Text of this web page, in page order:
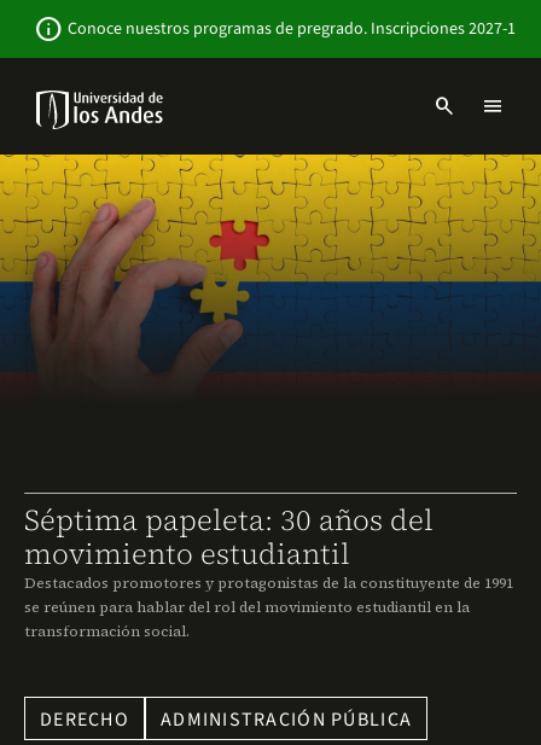
contenido
info Conoce nuestros programas de pregrado. Inscripciones 2027-1
Navbar
-
Sitio
Institucional
search menu
Séptima papeleta: 30 años del
movimiento estudiantil
Destacados promotores y protagonistas de la constituyente de 1991
se reúnen para hablar del rol del movimiento estudiantil en la
transformación social.
DERECHO ADMINISTRACIÓN PÚBLICA